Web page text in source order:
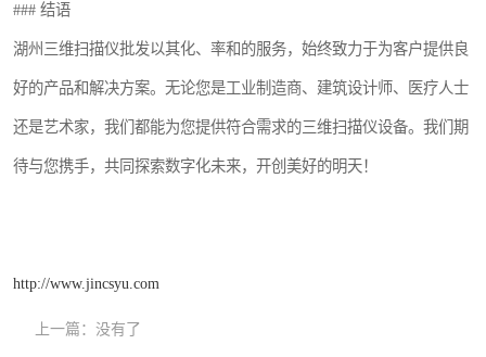
### 结语
湖州三维扫描仪批发以其化、率和的服务，始终致力于为客户提供良
好的产品和解决方案。无论您是工业制造商、建筑设计师、医疗人士
还是艺术家，我们都能为您提供符合需求的三维扫描仪设备。我们期
待与您携手，共同探索数字化未来，开创美好的明天！
http://www.jincsyu.com
上一篇： 没有了